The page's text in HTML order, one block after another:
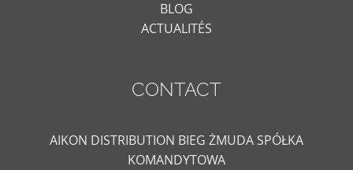
BLOG
ACTUALITÉS
CONTACT
AIKON DISTRIBUTION BIEG ŻMUDA SPÓŁKA
KOMANDYTOWA